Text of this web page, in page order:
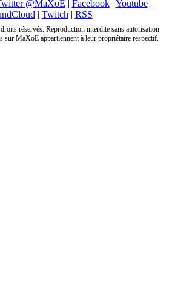
@MaXoE | Facebook| Youtube|
| Twitch | RSS
réservés. Reproduction interdite sans autorisation
sur MaXoE appartiennent à leur propriétaire respectif.